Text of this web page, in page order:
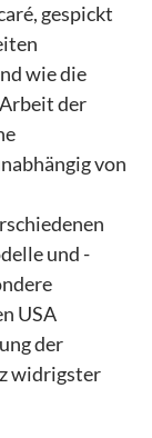
gespickt
wie die
der
von
und -
USA
der
widrigster